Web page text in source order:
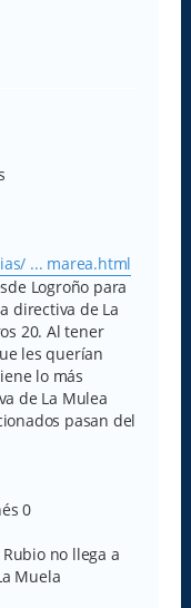
... marea.html
Logroño para
directiva de La
20. Al tener
les querían
lo más
de La Mulea
pasan del
0
no llega a
Muela